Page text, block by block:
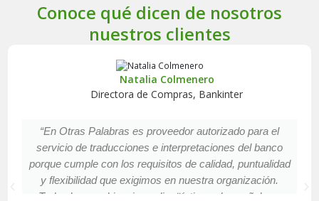
Conoce qué dicen de nosotros
nuestros clientes
“En Otras Palabras es proveedor autorizado para el
servicio de traducciones e interpretaciones del banco
porque cumple con los requisitos de calidad, puntualidad
y flexibilidad que exigimos en nuestra organización.
Todas las combinaciones lingüísticas al español son
Natalia Colmenero
Directora de Compras, Bankinter